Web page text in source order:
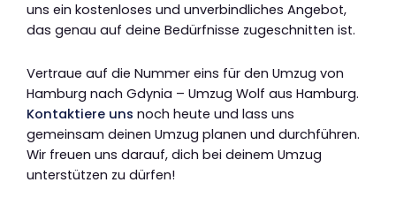
uns ein kostenloses und unverbindliches Angebot,
das genau auf deine Bedürfnisse zugeschnitten ist.
Vertraue auf die Nummer eins für den Umzug von
Hamburg nach Gdynia – Umzug Wolf aus Hamburg.
Kontaktiere uns noch heute und lass uns
gemeinsam deinen Umzug planen und durchführen.
Wir freuen uns darauf, dich bei deinem Umzug
unterstützen zu dürfen!